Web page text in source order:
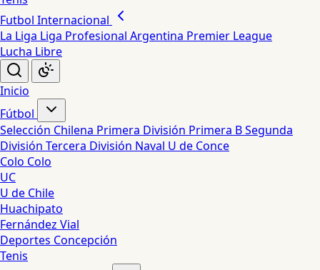
Futbol Internacional
La Liga Liga Profesional Argentina Premier League
Lucha Libre
Inicio
Fútbol
Selección Chilena Primera División Primera BSegunda
División Tercera División Naval U de Conce
Colo Colo
UC
U de Chile
Huachipato
Fernández Vial
Deportes Concepción
Tenis